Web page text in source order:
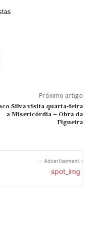
Próximo artigo
Silva visita quarta-feira
a Misericórdia – Obra da
Figueira
- Advertisement -